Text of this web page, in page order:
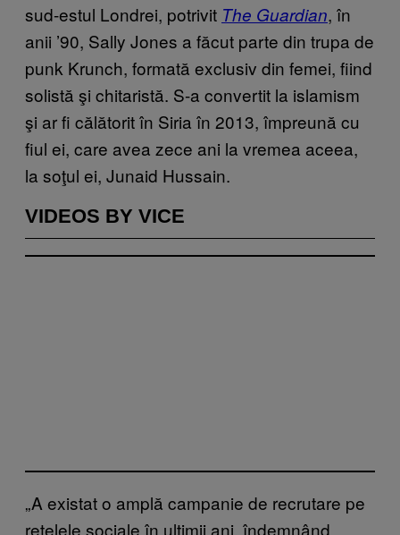
sud-estul Londrei, potrivit The Guardian, în
anii ’90, Sally Jones a făcut parte din trupa de
punk Krunch, formată exclusiv din femei, fiind
solistă şi chitaristă. S-a convertit la islamism
şi ar fi călătorit în Siria în 2013, împreună cu
fiul ei, care avea zece ani la vremea aceea,
la soţul ei, Junaid Hussain.
VIDEOS BY VICE
„A existat o amplă campanie de recrutare pe
reţelele sociale în ultimii ani, îndemnând